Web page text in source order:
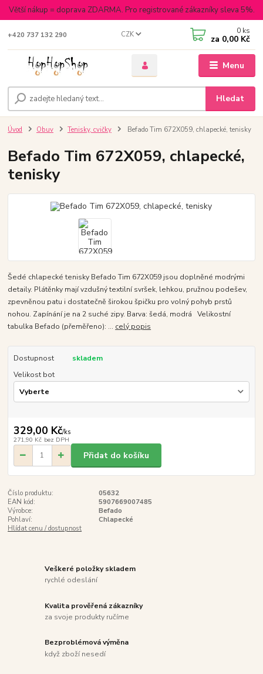
Větší nákup = doprava ZDARMA. Pro registrované zákazníky sleva 5%.
Menu
CZK
Hledat
+420 737 132 290 0 ks
za 0,00 Kč
Úvod Obuv Tenisky, cvičky Befado Tim 672X059, chlapecké, tenisky
Befado Tim 672X059, chlapecké,
tenisky
Šedé chlapecké tenisky Befado Tim 672X059 jsou doplněné modrými
detaily. Plátěnky mají vzdušný textilní svršek, lehkou, pružnou podešev,
zpevněnou patu i dostatečně širokou špičku pro volný pohyb prstů
nohou. Zapínání je na 2 suché zipy. Barva: šedá, modrá Velikostní
tabulka Befado (přeměřeno): ... celý popis
Dostupnost
skladem
Velikost bot
329,00 Kč/ks
271,90 Kč bez DPH
Přidat do košíku
Číslo produktu:
05632
EAN kód:
5907669007485
Výrobce:
Befado
Pohlaví:
Chlapecké
Hlídat cenu / dostupnost
Veškeré položky skladem
rychlé odeslání
Kvalita prověřená zákazníky
za svoje produkty ručíme
Bezproblémová výměna
když zboží nesedí